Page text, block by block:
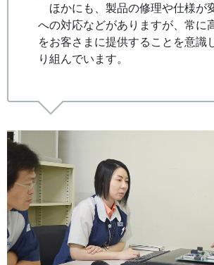
ほかにも、製品の修理や仕様が
への対応などがありますが、常に
をお客さまに提供することを意識
り組んでいます。